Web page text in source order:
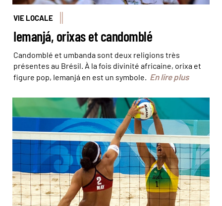
VIE LOCALE
Iemanjá, orixas et candomblé
Candomblé et umbanda sont deux religions très
présentes au Brésil. À la fois divinité africaine, orixa et
figure pop, Iemanjá en est un symbole. En lire plus
L'équipe de beach-volley du Brésil, finaliste aux jeux
Olympiques de Pékin en 2008 © Craig Maccubbin